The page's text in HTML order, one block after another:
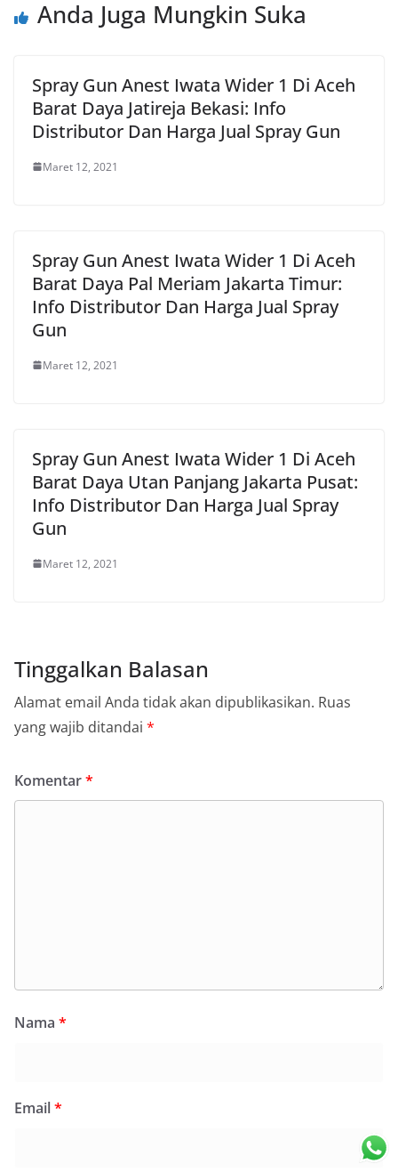
Anda Juga Mungkin Suka
Spray Gun Anest Iwata Wider 1 Di Aceh
Barat Daya Jatireja Bekasi: Info
Distributor Dan Harga Jual Spray Gun
Maret 12, 2021
Spray Gun Anest Iwata Wider 1 Di Aceh
Barat Daya Pal Meriam Jakarta Timur:
Info Distributor Dan Harga Jual Spray
Gun
Maret 12, 2021
Spray Gun Anest Iwata Wider 1 Di Aceh
Barat Daya Utan Panjang Jakarta Pusat:
Info Distributor Dan Harga Jual Spray
Gun
Maret 12, 2021
Tinggalkan Balasan
Alamat email Anda tidak akan dipublikasikan. Ruas
yang wajib ditandai *
Komentar*
Nama *
Email*